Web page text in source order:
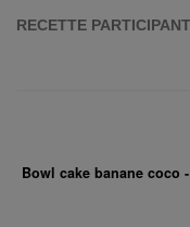
RECETTE
Bowl cake banane coco